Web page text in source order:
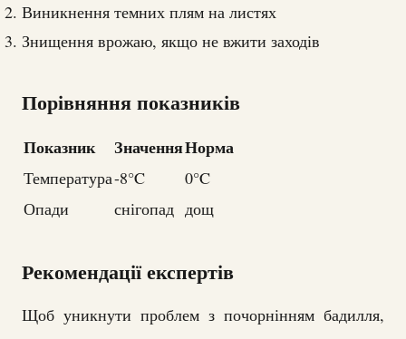
Виникнення темних плям на листях
Знищення врожаю, якщо не вжити заходів
Порівняння показників
Показник ЗначенняНорма
Температура-8°C
0°C
Опади
снігопад дощ
Рекомендації експертів
Щоб уникнути проблем з почорнінням бадилля,